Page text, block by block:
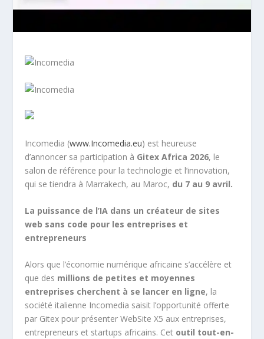
Incomedia (www.Incomedia.eu) est heureuse
d’annoncer sa participation à Gitex Africa 2026, le
salon de référence pour la technologie et l’innovation,
qui se tiendra à Marrakech, au Maroc, du 7 au 9 avril.
La puissance de l’IA dans un créateur de sites
web sans code pour les entreprises et
entrepreneurs
Alors que l’économie numérique africaine s’accélère et
que des millions de petites et moyennes
entreprises cherchent à se lancer en ligne, la
société italienne Incomedia saisit l’opportunité offerte
par Gitex pour présenter WebSite X5 aux entreprises,
entrepreneurs et startups africains. Cet outil tout-en-